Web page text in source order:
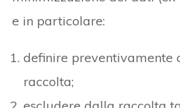
e in particolare:
definire preventivamente
raccolta;